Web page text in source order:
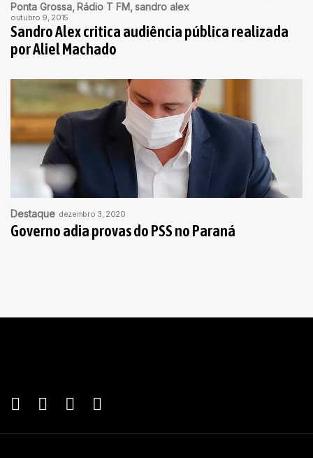
Ponta Grossa Rádio T FM sandro alex
outubro 9, 2015
Sandro Alex critica audiência pública realizada
por Aliel Machado
Destaque dezembro 3, 2020
Governo adia provas do PSS no Paraná